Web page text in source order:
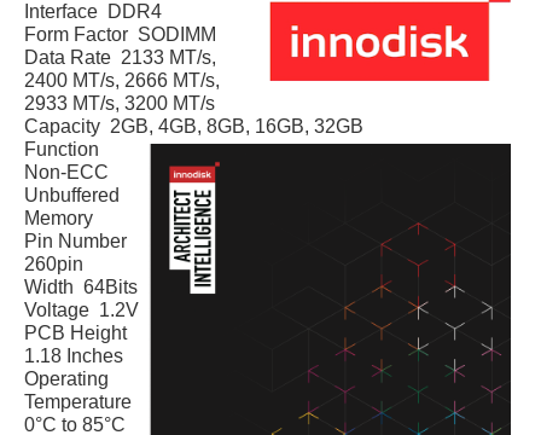
Interface DDR4
Form Factor SODIMM
Data Rate 2133 MT/s,
2400 MT/s, 2666 MT/s,
2933 MT/s, 3200 MT/s
Capacity 2GB, 4GB, 8GB, 16GB, 32GB
Function
Non-ECC
Unbuffered
Memory
Pin Number
260pin
Width 64Bits
Voltage 1.2V
PCB Height
1.18 Inches
Operating
Temperature
0°C to 85°C